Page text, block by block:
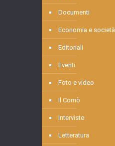
Documenti
Economia e società
Editoriali
Eventi
Foto e video
Il Comò
Interviste
Letteratura